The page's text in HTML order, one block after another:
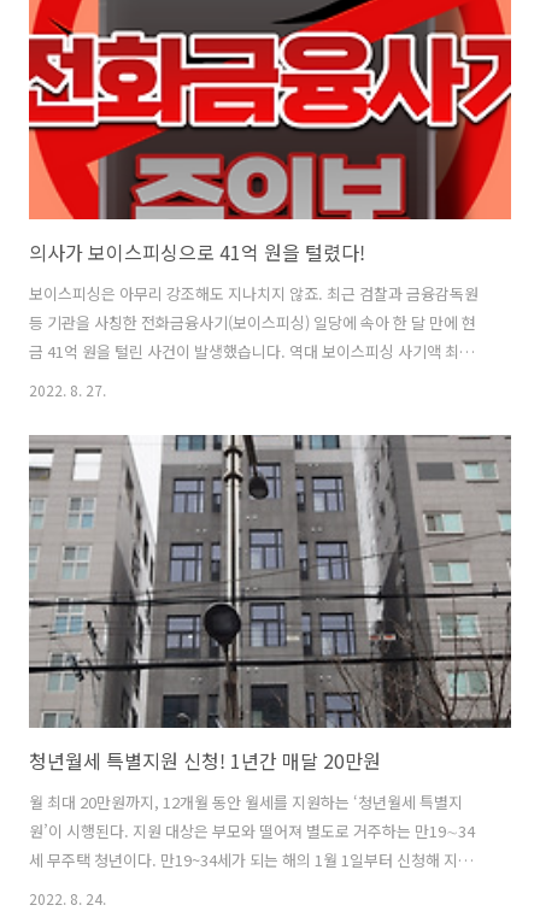
활용해 건강검진 신청방법과 검진기관 등을 안내하고 전국 피시(PC)방
의 온라인 배너 광고를 통해 건강검진에 대한 정보를 알린다. 또한 청소
년..
의사가 보이스피싱으로 41억 원을 털렸다!
보이스피싱은 아무리 강조해도 지나치지 않죠. 최근 검찰과 금융감독원
등 기관을 사칭한 전화금융사기(보이스피싱) 일당에 속아 한 달 만에 현
금 41억 원을 털린 사건이 발생했습니다. 역대 보이스피싱 사기액 최고
가 보이스피싱 자금세탁에 사용됐다는 내용이었죠. 하지만 이 전화는 보
이스피싱 범죄조직 유인책이 검사를 사칭해 건 전화였습니다. 유인책은
A씨 측에 고소장 70여건이 접수됐다고 전했습니다. 그러면서 그중 하나
를 보내왔고, 검찰 공무원증도 함께 보냈다고 하네요. A씨는 은행을 돌면
서 예·적금 등을 해약하고 현금을 인출했습니다. 은행 직원이 현금 사용
목적을 물으면 미리..
2022. 8. 27.
청년월세 특별지원 신청! 1년간 매달 20만원
월 최대 20만원까지, 12개월 동안 월세를 지원하는 ‘청년월세 특별지
원’이 시행된다. 지원 대상은 부모와 떨어져 별도로 거주하는 만19∼34
세 무주택 청년이다. 만19~34세가 되는 해의 1월 1일부터 신청해 지원받
을 수 있다. 기혼자·미혼자 모두 대상이다. 보증금 5000만원 이하, 월세
2022. 8. 24.